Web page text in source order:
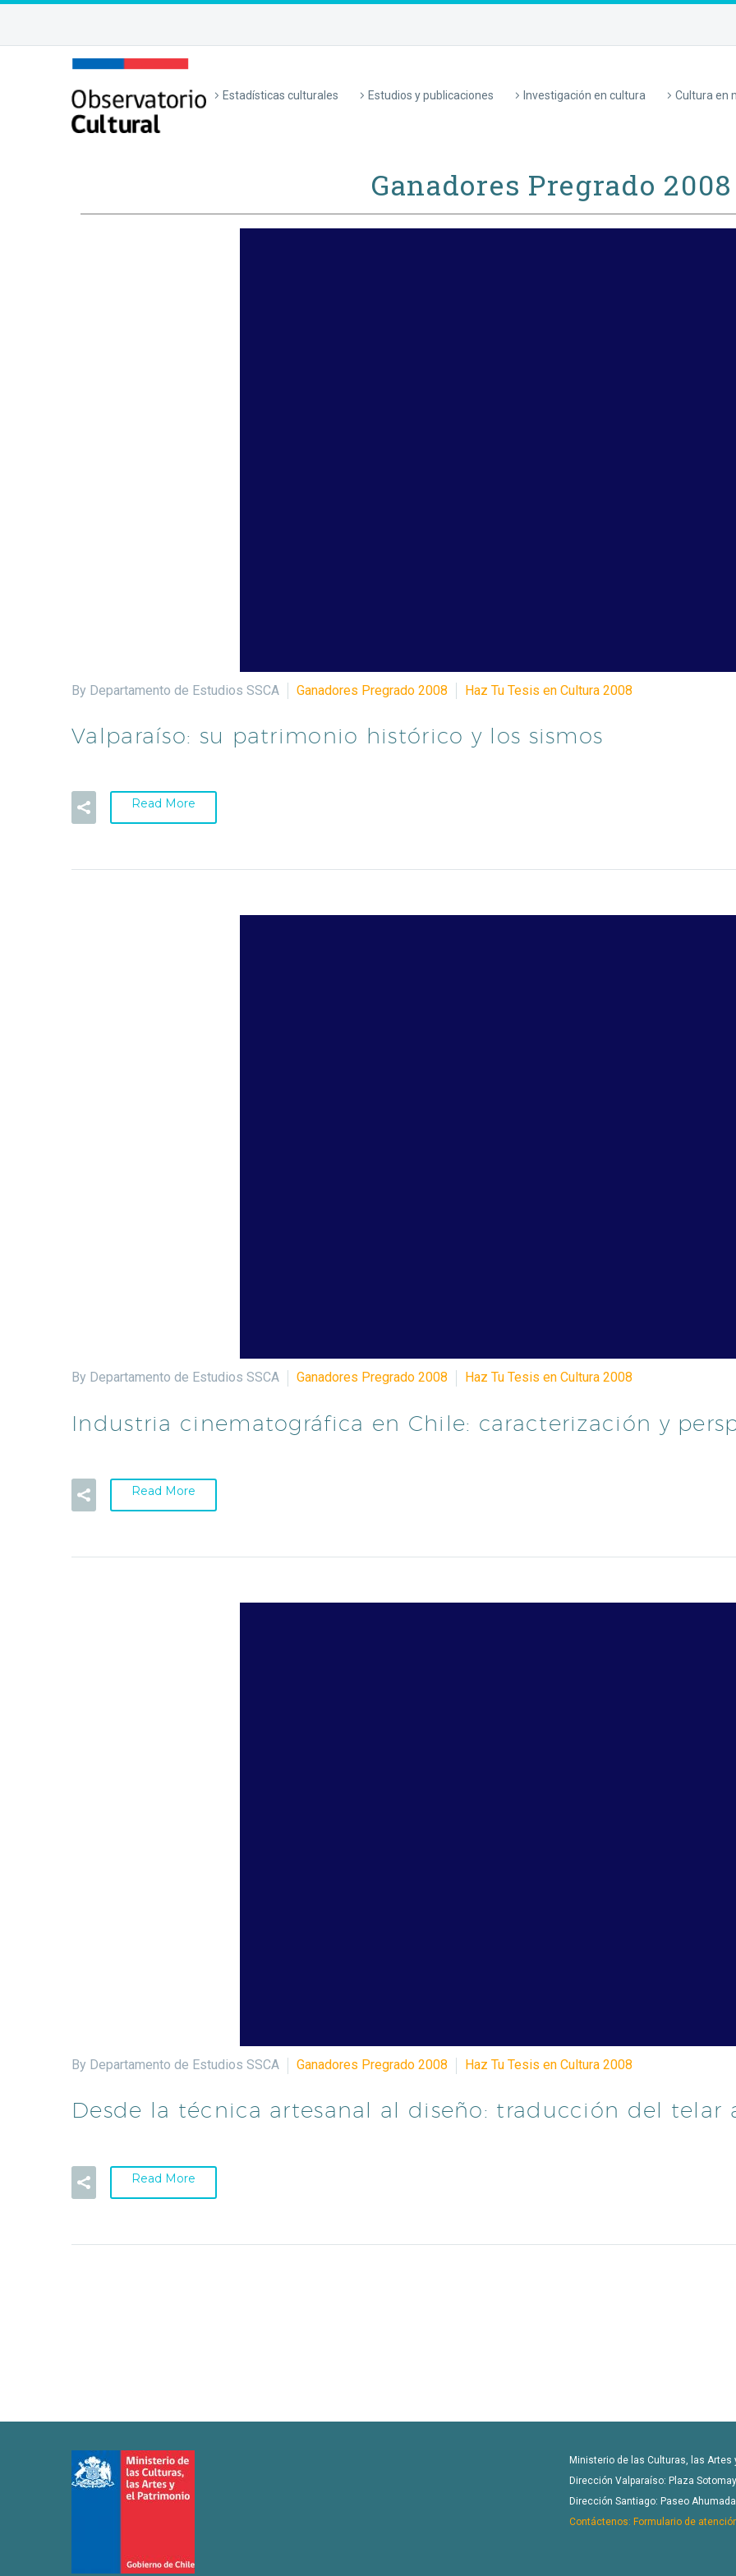
Estadísticas culturales Estudios y publicaciones Investigación en cultura Cultura en
Ganadores Pregrado 2008
By Departamento de Estudios SSCA Ganadores Pregrado 2008 Haz Tu Tesis en Cultura 2008
Valparaíso: su patrimonio histórico y los sismos
Read More
By Departamento de Estudios SSCA Ganadores Pregrado 2008 Haz Tu Tesis en Cultura 2008
Industria cinematográfica en Chile: caracterización y
Read More
By Departamento de Estudios SSCA Ganadores Pregrado 2008 Haz Tu Tesis en Cultura 2008
Desde la técnica artesanal al diseño: traducción del telar
Read More
Ministerio de las Culturas, las Artes
Dirección Valparaíso: Plaza
Dirección Santiago: Paseo
Contáctenos: Formulario de